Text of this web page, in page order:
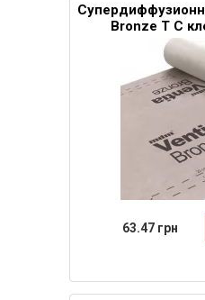
Bronze Т С
63.47 грн